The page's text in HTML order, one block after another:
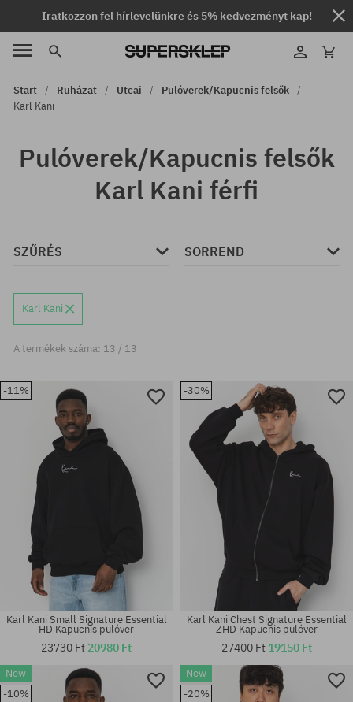
Iratkozzon fel hírlevelünkre és 5% kedvezményt kap!
Start Ruházat Utcai
Pulóverek/Kapucnis felsők
Karl Kani
Pulóverek/Kapucnis felsők
Karl Kani férfi
SZŰRÉS SORREND
Karl Kani
A termékek száma: 13 / 13
-11%
Karl Kani Small Signature Essential
HD Kapucnis pulóver
23730 Ft 20980 Ft
-30%
Karl Kani Chest Signature Essential
ZHD Kapucnis pulóver
27400 Ft 19150 Ft
New
-10%
New
-20%